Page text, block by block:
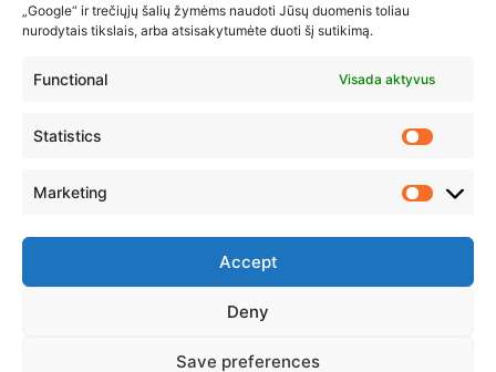
„Google“ ir trečiųjų šalių žymėms naudoti Jūsų duomenis toliau
nurodytais tikslais, arba atsisakytumėte duoti šį sutikimą.
Functional Visada aktyvus
Statistics
Marketing
Accept
Deny
Save preferences
© 2023 ZUIKIO RECEPTAI VISOS TEISĖS SAUGOMOS